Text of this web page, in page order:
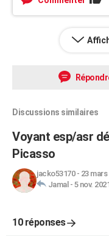
Discussions similaires
Voyant esp/asr
Picasso
jacko53170- 23 mars
Jamal - 5 nov.
10 réponses